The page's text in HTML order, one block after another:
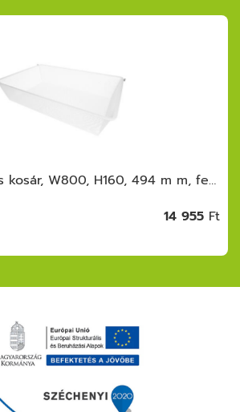
Riex VB66 hálós kosár, W800, H160, 494 m m, fehér
14 955 Ft